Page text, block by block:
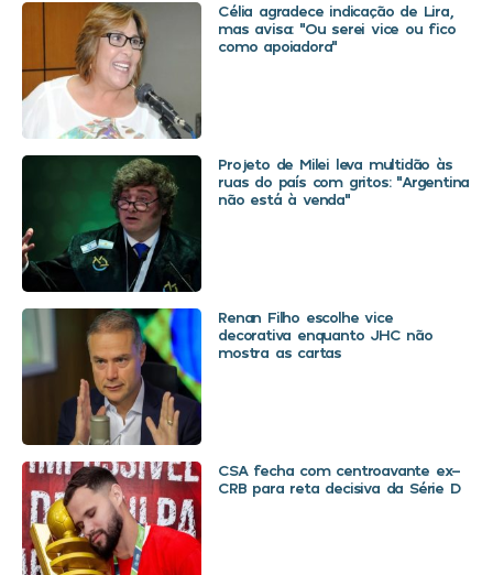
Célia agradece indicação de Lira,
mas avisa: “Ou serei vice ou fico
como apoiadora”
Projeto de Milei leva multidão às
ruas do país com gritos: “Argentina
não está à venda”
Renan Filho escolhe vice
decorativa enquanto JHC não
mostra as cartas
CSA fecha com centroavante ex-
CRB para reta decisiva da Série D